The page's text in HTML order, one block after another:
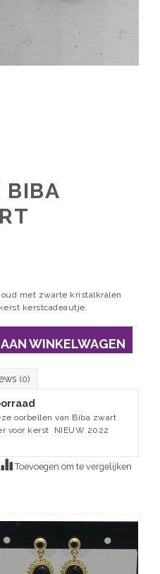
BIBA
met zwarte kristalkralen
kerstcadeautje.
WINKELWAGEN
(0)
oorbellen van Biba zwart
voor kerst NIEUW 2022
Toevoegen om te vergelijken